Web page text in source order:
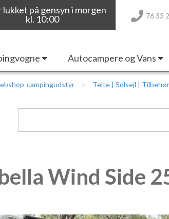
lukket på gensyn i morgen
kl. 10:00
76 33
Autocampere og Vans
campingudstyr Telte | Solsejl | Tilbehør
Wind Side